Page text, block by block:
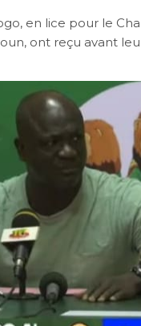
en lice pour le
ont reçu avant